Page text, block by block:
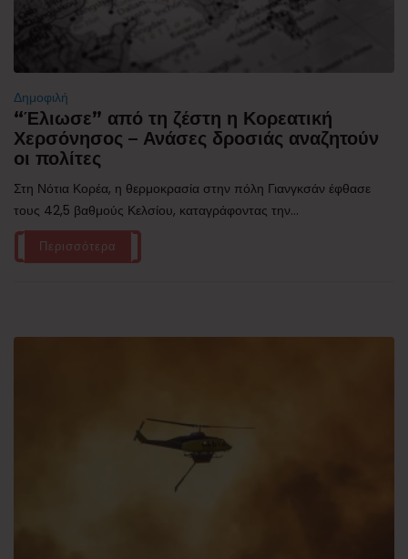
Δημοφιλή
“Έλιωσε” από τη ζέστη η Κορεατική
Χερσόνησος – Ανάσες δροσιάς αναζητούν
οι πολίτες
Στη Νότια Κορέα, η θερμοκρασία στην πόλη Γιανγκσάν έφθασε
τους 42,5 βαθμούς Κελσίου, καταγράφοντας την...
Περισσότερα